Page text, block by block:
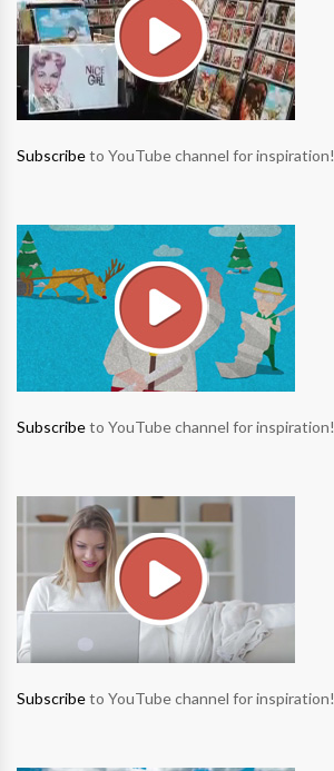
Subscribeto YouTube channel for inspiration!
Subscribeto YouTube channel for inspiration!
Subscribeto YouTube channel for inspiration!